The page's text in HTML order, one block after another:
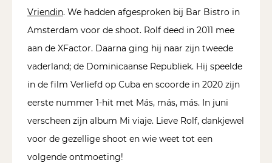
Vriendin. We hadden afgesproken bij Bar Bistro in
Amsterdam voor de shoot. Rolf deed in 2011 mee
aan de XFactor. Daarna ging hij naar zijn tweede
vaderland; de Dominicaanse Republiek. Hij speelde
in de film Verliefd op Cuba en scoorde in 2020 zijn
eerste nummer 1-hit met Más, más, más. In juni
verscheen zijn album Mi viaje. Lieve Rolf, dankjewel
voor de gezellige shoot en wie weet tot een
volgende ontmoeting!